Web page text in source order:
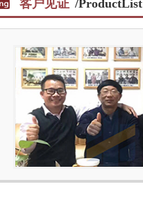
客户见证 /ProductList